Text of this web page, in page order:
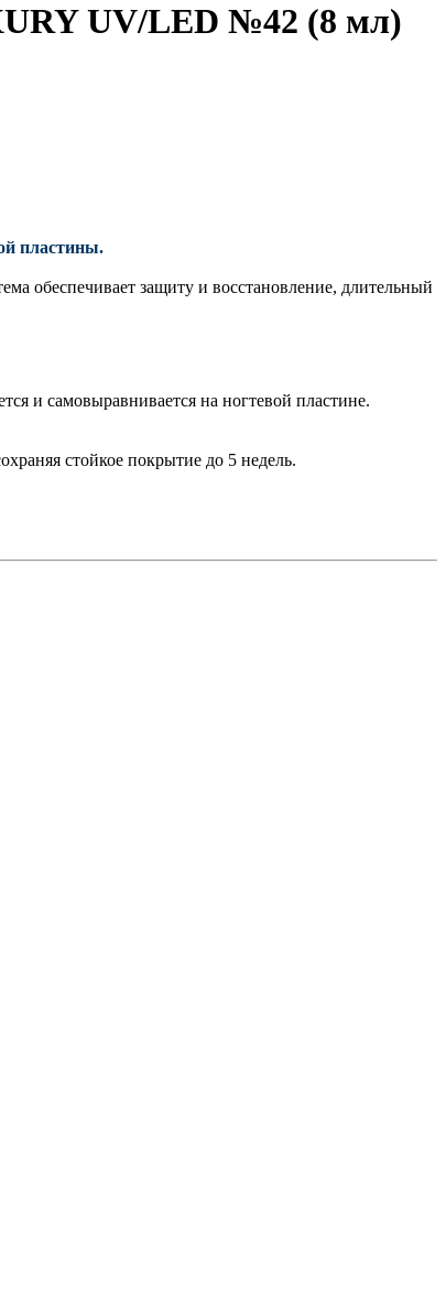
UV/LED №42 (8 мл)
пластины.
обеспечивает защиту и восстановление, длительный
и самовыравнивается на ногтевой пластине.
стойкое покрытие до 5 недель.